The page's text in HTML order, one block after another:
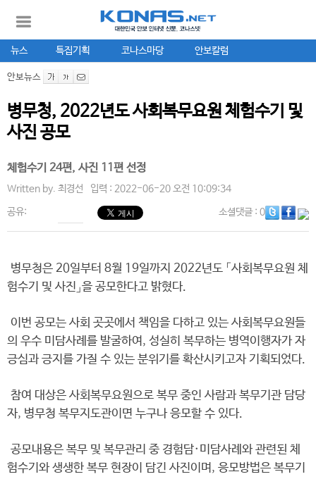
뉴스 특집기획 코나스마당 안보칼럼
안보뉴스
병무청, 2022년도 사회복무요원 체험수기 및
사진 공모
체험수기 24편, 사진 11편 선정
Written by. 최경선 입력 : 2022-06-20 오전 10:09:34
공유: 소셜댓글: 0
병무청은 20일부터 8월 19일까지 2022년도 「사회복무요원 체
험수기 및 사진」을 공모한다고 밝혔다.
이번 공모는 사회 곳곳에서 책임을 다하고 있는 사회복무요원들
의 우수 미담사례를 발굴하여, 성실히 복무하는 병역이행자가 자
긍심과 긍지를 가질 수 있는 분위기를 확산시키고자 기획되었다.
참여 대상은 사회복무요원으로 복무 중인 사람과 복무기관 담당
자, 병무청 복무지도관이면 누구나 응모할 수 있다.
공모내용은 복무 및 복무관리 중 경험담·미담사례와 관련된 체
험수기와 생생한 복무 현장이 담긴 사진이며, 응모방법은 복무기